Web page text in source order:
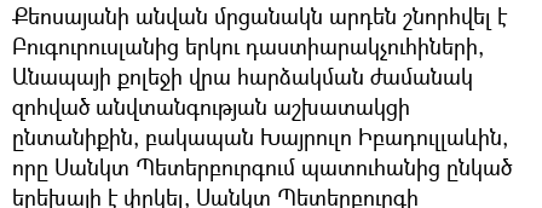
Քեոսայանի անվան մրցանակն արդեն շնորհվել է
Բուգուրուսլանից երկու դաստիարակչուհիների,
Անապայի քոլեջի վրա հարձակման ժամանակ
զոհված անվտանգության աշխատակցի
ընտանիքին, բակապան Խայրուլո Իբադուլլաևին,
որը Սանկտ Պետերբուրգում պատուհանից ընկած
երեխայի է փրկել, Սանկտ Պետերբուրգի